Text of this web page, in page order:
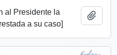
al Presidente la
a su caso]
Add